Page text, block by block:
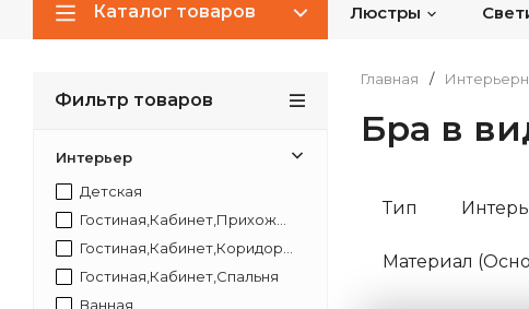
Каталог товаров Люстры
Фильтр товаров
Интерьер
Детская
Гостиная,Кабинет,Прихожая,Спальня
Гостиная,Кабинет,Коридор,Прихожая,Спальня
Гостиная,Кабинет,Спальня
Ванная
Главная /
Бра в
Тип
Материал